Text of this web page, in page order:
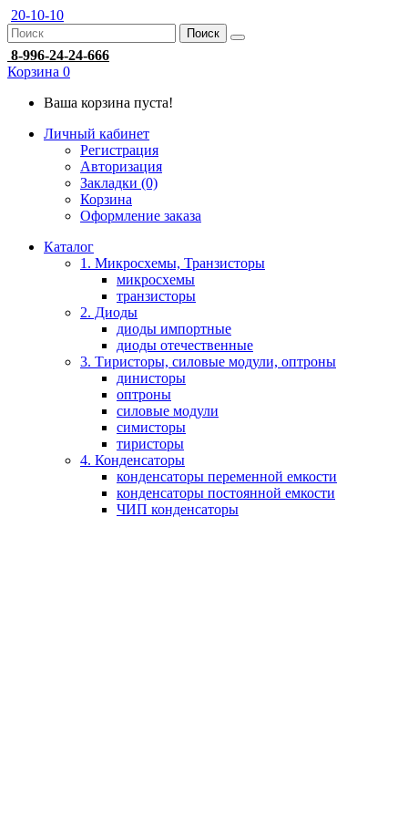
20-10-10
Поиск
8-996-24-24-666
Корзина 0
Ваша корзина пуста!
Личный кабинет
Регистрация
Авторизация
Закладки (0)
Корзина
Оформление заказа
Каталог
1. Микросхемы, Транзисторы
микросхемы
транзисторы
2. Диоды
диоды импортные
диоды отечественные
3. Тиристоры, силовые модули, оптроны
динисторы
оптроны
силовые модули
симисторы
тиристоры
4. Конденсаторы
конденсаторы переменной емкости
конденсаторы постоянной емкости
ЧИП конденсаторы